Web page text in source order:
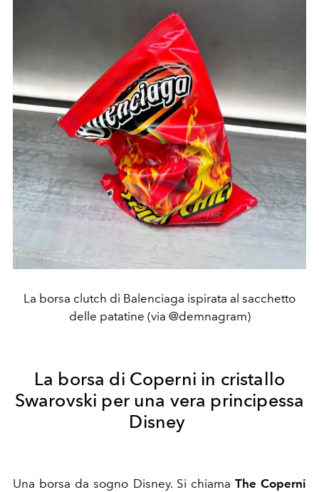
La borsa clutch di Balenciaga ispirata al sacchetto
delle patatine (via @demnagram)
La borsa di Coperni in cristallo
Swarovski per una vera principessa
Disney
Una borsa da sogno Disney. Si chiama The Coperni